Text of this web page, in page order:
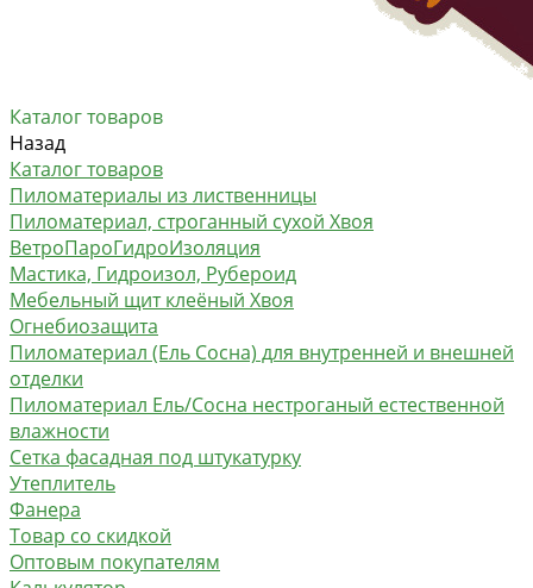
Каталог товаров
Назад
Каталог товаров
Пиломатериалы из лиственницы
Пиломатериал, строганный сухой Хвоя
ВетроПароГидроИзоляция
Мастика, Гидроизол, Рубероид
Мебельный щит клеёный Хвоя
Огнебиозащита
Пиломатериал (Ель Сосна) для внутренней и внешней
отделки
Пиломатериал Ель/Сосна нестроганый естественной
влажности
Сетка фасадная под штукатурку
Утеплитель
Фанера
Товар со скидкой
Оптовым покупателям